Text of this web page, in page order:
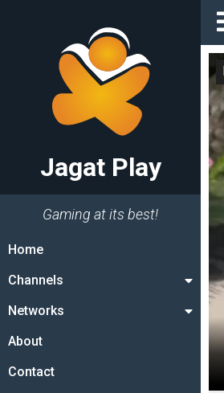
Jagat Play
Gaming at its best!
Home
Channels
Networks
About
Contact